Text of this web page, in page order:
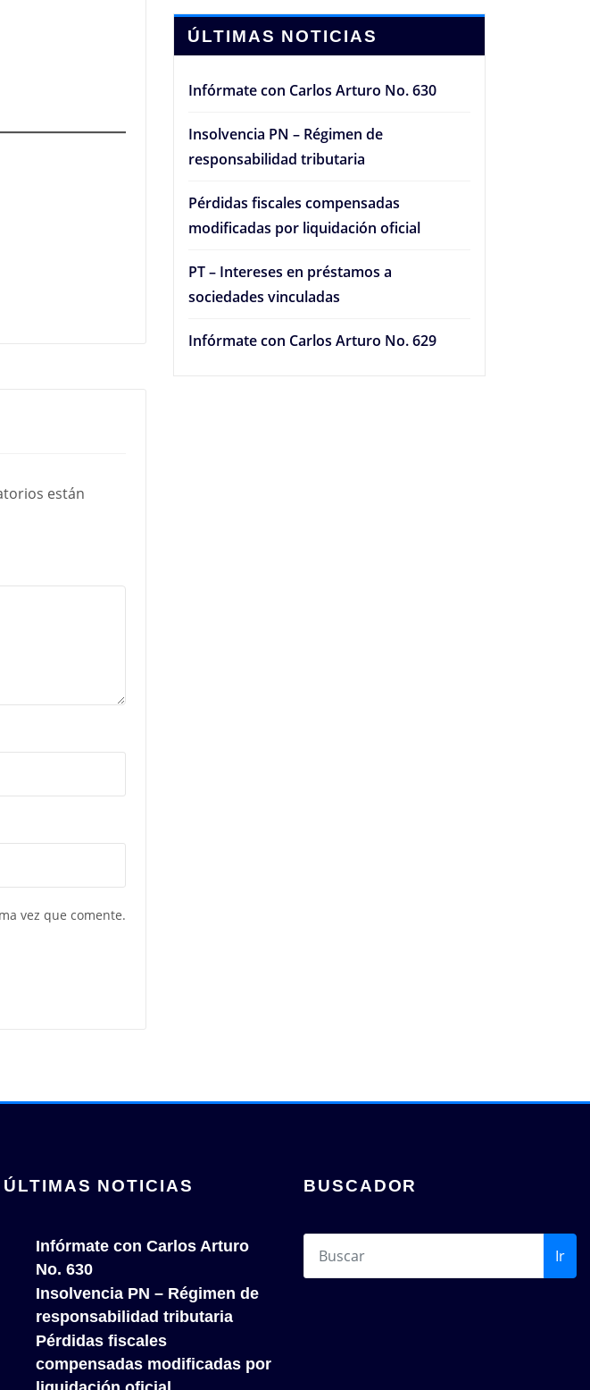
están
vez que comente.
ÚLTIMAS NOTICIAS
Infórmate con Carlos Arturo No. 630
Insolvencia PN – Régimen de
responsabilidad tributaria
Pérdidas fiscales compensadas
modificadas por liquidación oficial
PT – Intereses en préstamos a
sociedades vinculadas
Infórmate con Carlos Arturo No. 629
ÚLTIMAS NOTICIAS
Infórmate con Carlos Arturo
No. 630
Insolvencia PN – Régimen de
responsabilidad tributaria
Pérdidas fiscales
compensadas modificadas por
BUSCADOR
Ir